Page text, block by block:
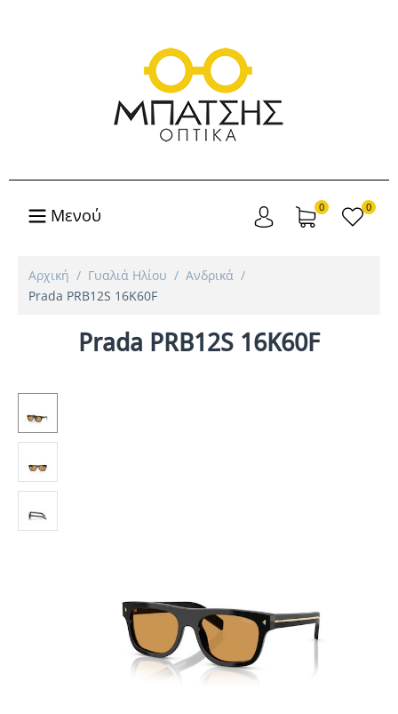
Μενού 0 0
Αρχική / Γυαλιά Ηλίου / Ανδρικά /
Prada PRB12S 16K60F
Prada PRB12S 16K60F